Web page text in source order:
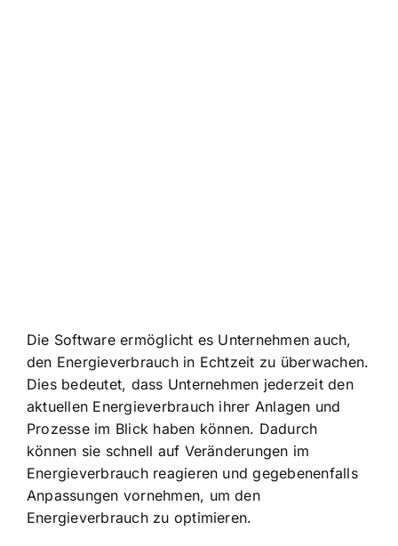
Die Software ermöglicht es Unternehmen auch,
den Energieverbrauch in Echtzeit zu überwachen.
Dies bedeutet, dass Unternehmen jederzeit den
aktuellen Energieverbrauch ihrer Anlagen und
Prozesse im Blick haben können. Dadurch
können sie schnell auf Veränderungen im
Energieverbrauch reagieren und gegebenenfalls
Anpassungen vornehmen, um den
Energieverbrauch zu optimieren.